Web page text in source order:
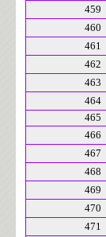
459
460
461
462
463
464
465
466
467
468
469
470
471